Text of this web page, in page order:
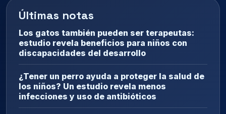
Últimas notas
Los gatos también pueden ser terapeutas:
estudio revela beneficios para niños con
discapacidades del desarrollo
¿Tener un perro ayuda a proteger la salud de
los niños? Un estudio revela menos
infecciones y uso de antibióticos